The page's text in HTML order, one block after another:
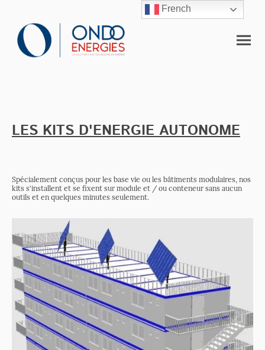
LES KITS D'ENERGIE AUTONOME
Spécialement conçus pour les base vie ou les bâtiments modulaires, nos
kits s'installent et se fixent sur module et / ou conteneur sans aucun
outils et en quelques minutes seulement.
French